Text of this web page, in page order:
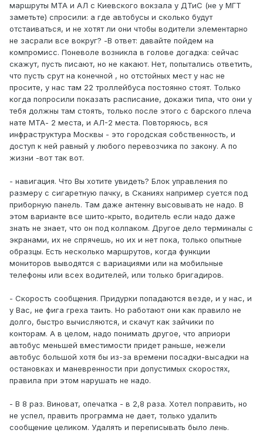
маршруты МТА и АЛ с Киевского вокзала у ДТиС (не у МГТ
заметьте) спросили: а где автобусы и сколько будут
отстаиваться, и не хотят ли они чтобы водители элементарно
не засрали все вокруг? -В ответ: давайте пойдем на
компромисс. Поневоле возникла в голове догадка: сейчас
скажут, пусть писают, но не какают. Нет, попытались ответить,
что пусть срут на конечной , но отстойных мест у нас не
просите, у нас там 22 троллейбуса постоянно стоят. Только
когда попросили показать расписание, докажи типа, что они у
тебя должны там стоять, только после этого с барского плеча
нате МТА- 2 места, и АЛ-2 места. Повторяюсь, вся
инфраструктура Москвы - это городская собственность, и
доступ к ней равный у любого перевозчика по закону. А по
жизни -вот так вот.
- навигация. Что Вы хотите увидеть? Блок управления по
размеру с сигаретную пачку, в Сканиях например суется под
приборную панель. Там даже антенну высовывать не надо. В
этом варианте все шито-крыто, водитель если надо даже
знать не знает, что он под колпаком. Другое дело терминалы с
экранами, их не спрячешь, но их и нет пока, только опытные
образцы. Есть несколько маршрутов, когда функции
мониторов выводятся с вариациями или на мобильные
телефоны или всех водителей, или только бригадиров.
- Скорость сообщения. Придурки попадаются везде, и у нас, и
у Вас, не фига греха таить. Но работают они как правило не
долго, быстро вычисляются, и скачут как зайчики по
конторам. А в целом, надо понимать другое, что априори
автобус меньшей вместимости придет раньше, нежели
автобус большой хотя бы из-за времени посадки-высадки на
остановках и маневренности при допустимых скоростях,
правила при этом нарушать не надо.
- В 8 раз. Виноват, опечатка - в 2,8 раза. Хотел поправить, но
не успел, править программа не дает, только удалить
сообщение целиком. Удалять и переписывать было лень.